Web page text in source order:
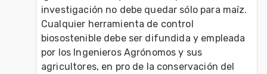
investigación no debe quedar sólo para maíz.
Cualquier herramienta de control
biosostenible debe ser difundida y empleada
por los Ingenieros Agrónomos y sus
agricultores, en pro de la conservación del